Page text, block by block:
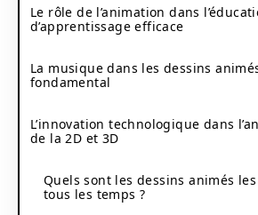
Le rôle de l’animation dans
d’apprentissage efficace
La musique dans les dessins
fondamental
L’innovation technologique dans
de la 2D et 3D
Quels sont les dessins animés
tous les temps ?